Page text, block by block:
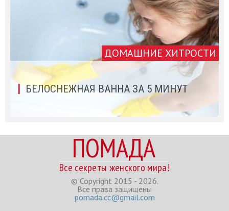
ДОМАШНИЕ ХИТРОСТИ
БЕЛОСНЕЖНАЯ ВАННА ЗА 5 МИНУТ
ПОМАДА
Все секреты женского мира!
© Copyright 2015 - 2026.
Все права защищены
pomada.cc@gmail.com